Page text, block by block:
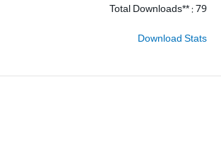
Total Downloads** : 79
Download Stats